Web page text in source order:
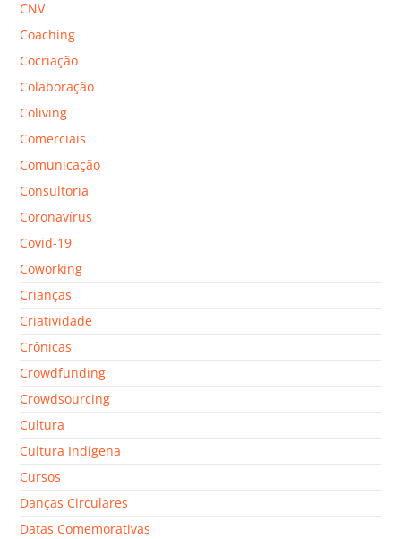
CNV
Coaching
Cocriação
Colaboração
Coliving
Comerciais
Comunicação
Consultoria
Coronavírus
Covid-19
Coworking
Crianças
Criatividade
Crônicas
Crowdfunding
Crowdsourcing
Cultura
Cultura Indígena
Cursos
Danças Circulares
Datas Comemorativas